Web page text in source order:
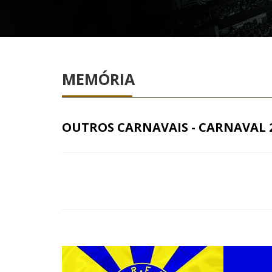
MEMÓRIA
OUTROS CARNAVAIS - CARNAVAL